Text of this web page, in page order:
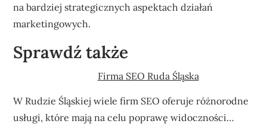
na bardziej strategicznych aspektach działań
marketingowych.
Sprawdź także
Firma SEO Ruda Śląska
W Rudzie Śląskiej wiele firm SEO oferuje różnorodne
usługi, które mają na celu poprawę widoczności…